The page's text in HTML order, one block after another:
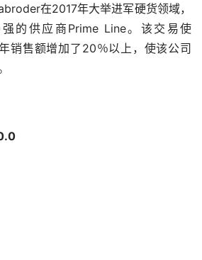
在2017年大举进军硬货领域，
的供应商Prime Line。该交易使
销售额增加了20％以上，使该公司